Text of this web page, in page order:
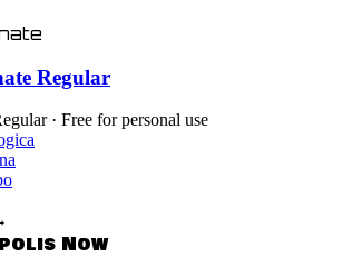
Regular
· Free for personal use
Now